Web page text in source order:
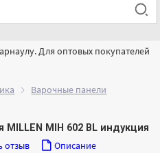
Для оптовых покупателей
Варочные панели
MIH 602 BL индукция
отзыв
Описание